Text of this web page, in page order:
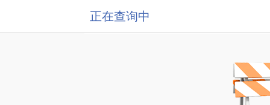
正在查询中